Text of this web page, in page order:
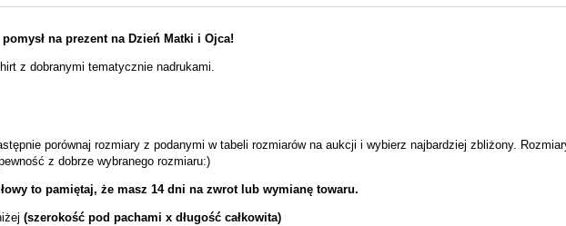
ewentualnych kosztów
na prezent na Dzień Matki i Ojca!
z dobranymi tematycznie nadrukami.
porównaj rozmiary z podanymi w tabeli rozmiarów na aukcji i wybierz najbardziej zbliżony.
z dobrze wybranego rozmiaru:)
to pamiętaj, że masz 14 dni na zwrot lub wymianę towaru.
(szerokość pod pachami x długość całkowita)